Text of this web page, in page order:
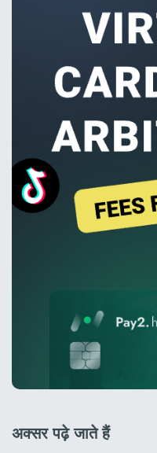
अक्सर पढ़े जाते हैं